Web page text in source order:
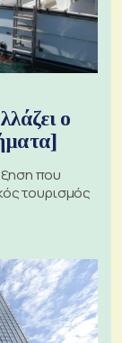
ο
που
τουρισμός